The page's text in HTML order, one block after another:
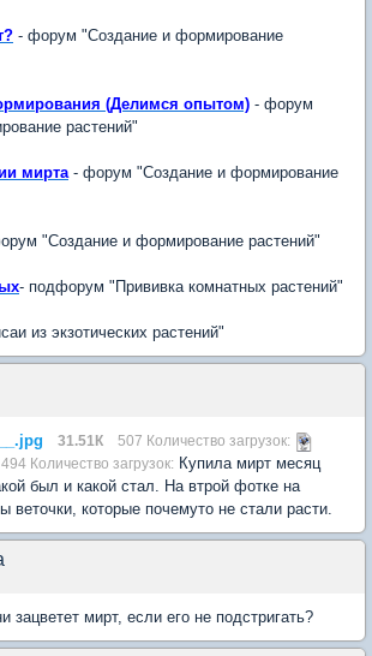
- форум "Создание и формирование
(Делимся опытом) - форум
растений"
мирта- форум "Создание и формирование
"Создание и формирование растений"
- подфорум "Прививка комнатных растений"
из экзотических растений"
31.51К 507 Количество загрузок:
494 Количество загрузок: Купила мирт месяц
был и какой стал. На втрой фотке на
веточки, которые почемуто не стали расти.
зацветет мирт, если его не подстригать?